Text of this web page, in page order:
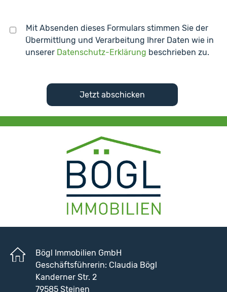
Mit Absenden dieses Formulars stimmen Sie der
Übermittlung und Verarbeitung Ihrer Daten wie in
unserer Datenschutz-Erklärung beschrieben zu.
Bögl Immobilien GmbH
Geschäftsführerin: Claudia Bögl
Kanderner Str. 2
79585 Steinen